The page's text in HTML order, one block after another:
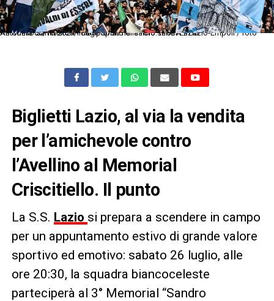
As Roma 06/10/2024 - campionato di calcio serie A / Lazio-Empoli / foto Antonello Sammarco/Image Sport nella foto: tifosi Lazio
Biglietti Lazio, al via la vendita
per l’amichevole contro
l’Avellino al Memorial
Criscitiello. Il punto
La S.S. Lazio si prepara a scendere in campo
per un appuntamento estivo di grande valore
sportivo ed emotivo: sabato 26 luglio, alle
ore 20:30, la squadra biancoceleste
parteciperà al 3° Memorial “Sandro